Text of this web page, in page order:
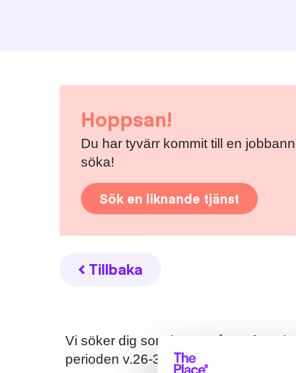
Hoppsan!
Du har tyvärr kommit till en
söka!
Sök en liknande tjänst
Tillbaka
Vi söker dig som har 1-3 års
perioden v.26-31 i sommar!